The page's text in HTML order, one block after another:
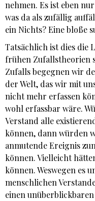
nehmen. Es ist eben
was da als zufällig
ein Nichts? Eine bloße
Tatsächlich ist dies die
frühen Zufallstheorien
Zufalls begegnen wir
der Welt, das wir mit
nicht mehr erfassen
wohl erfassbar wäre.
Verstand alle
können, dann würden
anmutende Ereignis
können. Vielleicht
können. Weswegen es
menschlichen
einen unüberblickbaren